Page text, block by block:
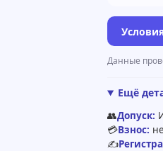
Данные
Ещё
👥Допуск:
💳Взнос:
✍️